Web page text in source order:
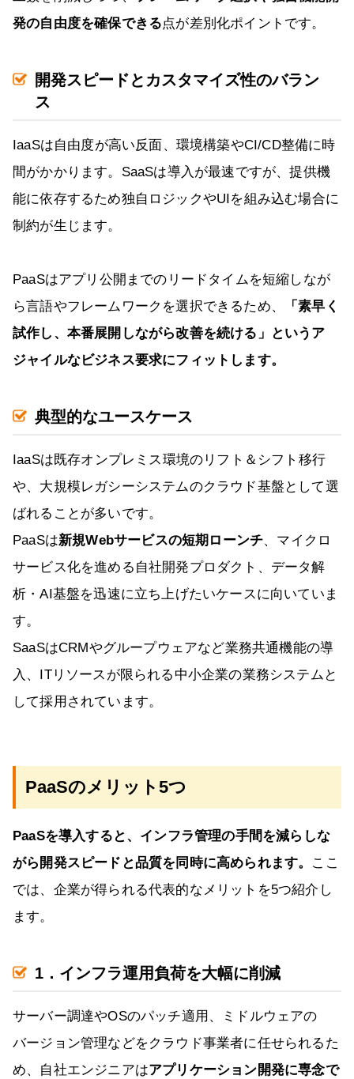
発の自由度を確保できる点が差別化ポイントです。
開発スピードとカスタマイズ性のバラン
ス
IaaSは自由度が高い反面、環境構築やCI/CD整備に時
間がかかります。SaaSは導入が最速ですが、提供機
能に依存するため独自ロジックやUIを組み込む場合に
制約が生じます。
PaaSはアプリ公開までのリードタイムを短縮しなが
ら言語やフレームワークを選択できるため、
「素早く
試作し、本番展開しながら改善を続ける」というア
ジャイルなビジネス要求にフィットします。
典型的なユースケース
IaaSは既存オンプレミス環境のリフト＆シフト移行
や、大規模レガシーシステムのクラウド基盤として選
ばれることが多いです。
PaaSは新規Webサービスの短期ローンチ、マイクロ
サービス化を進める自社開発プロダクト、データ解
析・AI基盤を迅速に立ち上げたいケースに向いていま
す。
SaaSはCRMやグループウェアなど業務共通機能の導
入、ITリソースが限られる中小企業の業務システムと
して採用されています。
PaaSのメリット5つ
PaaSを導入すると、インフラ管理の手間を減らしな
がら開発スピードと品質を同時に高められます。 ここ
では、企業が得られる代表的なメリットを5つ紹介し
ます。
1．インフラ運用負荷を大幅に削減
サーバー調達やOSのパッチ適用、ミドルウェアの
バージョン管理などをクラウド事業者に任せられるた
め、自社エンジニアはアプリケーション開発に専念で